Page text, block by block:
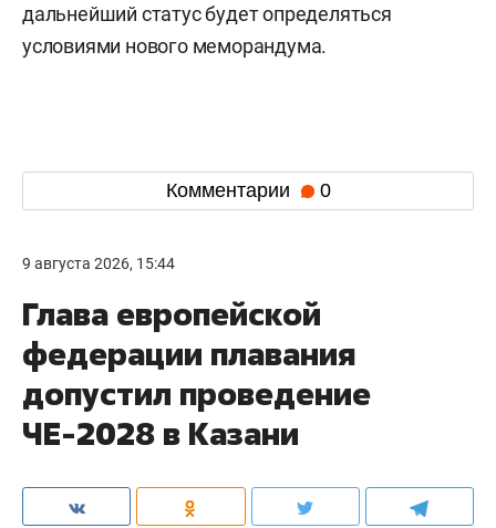
дальнейший статус будет определяться
условиями нового меморандума.
Комментарии 0
9 августа 2026, 15:44
Глава европейской
федерации плавания
допустил проведение
ЧЕ-2028 в Казани